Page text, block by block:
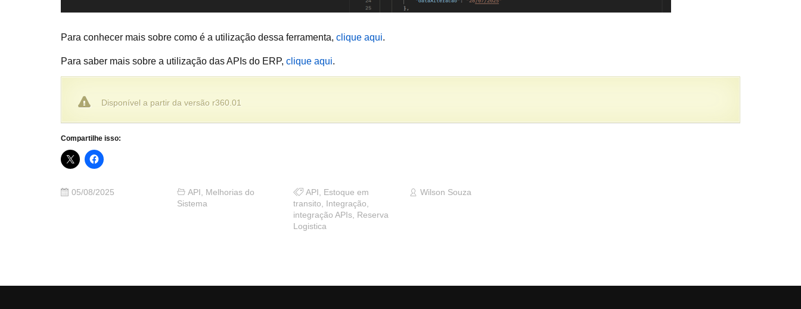
Para conhecer mais sobre como é a utilização dessa ferramenta, clique aqui.
Para saber mais sobre a utilização das APIs do ERP, clique aqui.
Disponível a partir da versão r360.01
Compartilhe isso:
05/08/2025 API , Melhorias do
Sistema
API , Estoque em
transito, Integração,
integração APIs, Reserva
Logistica
Wilson Souza